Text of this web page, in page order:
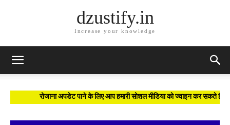
dzustify.in
Increase your knowledge
रोजाना अपडेट पाने के लिए आप हमारी सोशल मीडिया को ज्वाइन कर सकते हैं|